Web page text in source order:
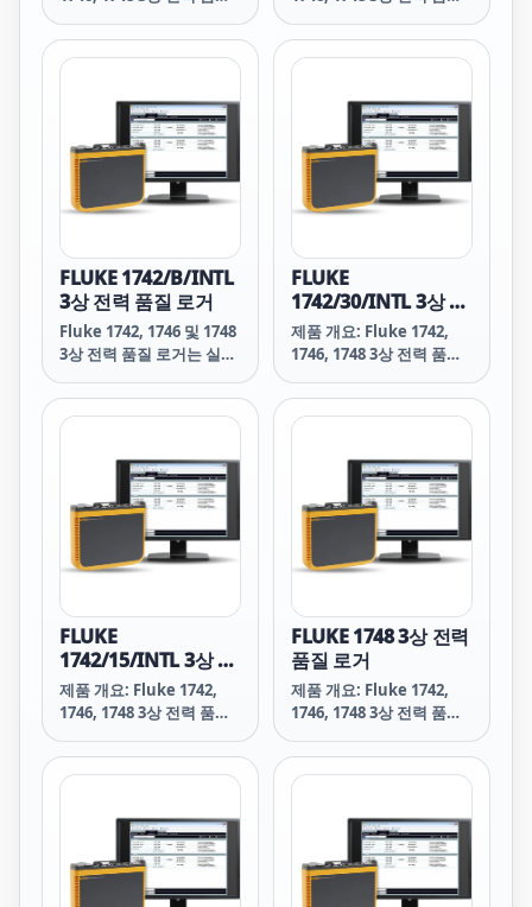
FLUKE 1742/B/INTL
3상 전력 품질 로거
Fluke 1742, 1746 및 1748
3상 전력 품질 로거는 실시
및 에너지 결정을 수행하는
데 필요한 데이터에 빠르고
FLUKE
1742/30/INTL 3상 전
력 품질 로거
제품 개요: Fluke 1742,
1746, 1748 3상 전력 품질
FLUKE
1742/15/INTL 3상 전
력 품질 로거
제품 개요: Fluke 1742,
1746, 1748 3상 전력 품질
FLUKE 1748 3상 전력
품질 로거
제품 개요: Fluke 1742,
1746, 1748 3상 전력 품질